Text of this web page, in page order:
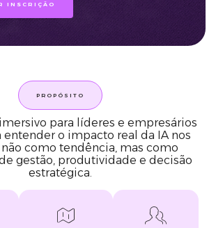
INSCRIÇÃO
PROPÓSITO
para líderes e empresários
o impacto real da IA nos
não como tendência, mas como
gestão, produtividade e decisão
estratégica.